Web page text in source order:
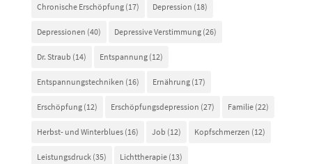
Chronische Erschöpfung(17) Depression (18)
Depressionen (40) Depressive Verstimmung(26)
Dr. Straub (14) Entspannung(12)
Entspannungstechniken (16) Ernährung(17)
Erschöpfung(12) Erschöpfungsdepression (27) Familie(22)
Herbst- und Winterblues(16) Job (12) Kopfschmerzen (12)
Leistungsdruck(35) Lichttherapie(13)